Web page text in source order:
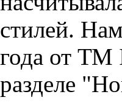
стилей.
года от ТМ
разделе